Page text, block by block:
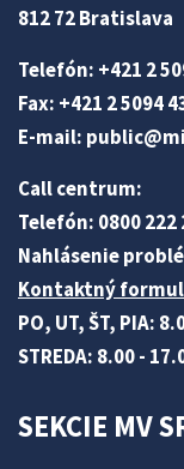
812 72 Bratislava
Telefón: +421 2
Fax: +421 2 5094
E-mail:
Call centrum:
Telefón: 0800 222
Nahlásenie
Kontaktný
PO, UT, ŠT, PIA:
STREDA: 8.00 -
SEKCIE MV